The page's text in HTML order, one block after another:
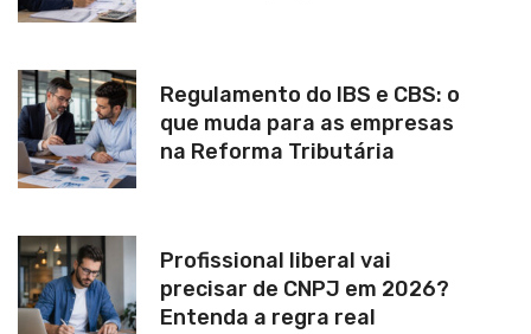
Regulamento do IBS e CBS: o
que muda para as empresas
na Reforma Tributária
Profissional liberal vai
precisar de CNPJ em 2026?
Entenda a regra real